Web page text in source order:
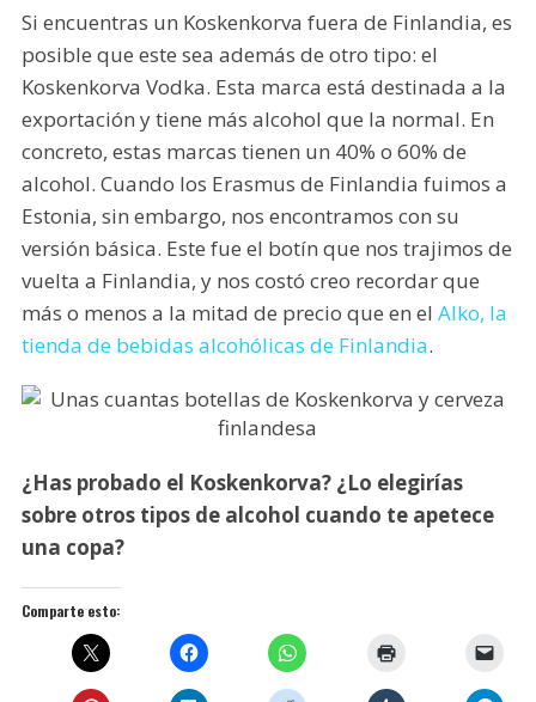
Si encuentras un Koskenkorva fuera de Finlandia, es
posible que este sea además de otro tipo: el
Koskenkorva Vodka. Esta marca está destinada a la
exportación y tiene más alcohol que la normal. En
concreto, estas marcas tienen un 40% o 60% de
alcohol. Cuando los Erasmus de Finlandia fuimos a
Estonia, sin embargo, nos encontramos con su
versión básica. Este fue el botín que nos trajimos de
vuelta a Finlandia, y nos costó creo recordar que
más o menos a la mitad de precio que en el Alko, la
tienda de bebidas alcohólicas de Finlandia.
¿Has probado el Koskenkorva? ¿Lo elegirías
sobre otros tipos de alcohol cuando te apetece
una copa?
Comparte esto: